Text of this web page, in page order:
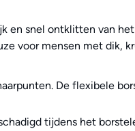
en snel ontklitten van
voor mensen met dik,
De flexibele
tijdens het